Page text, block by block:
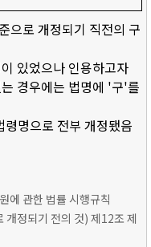
으로 개정되기 직전의 구
있었으나 인용하고자
경우에는 법명에 '구'를
명으로 전부 개정됐음
에 관한 법률 시행규칙
정되기 전의 것) 제12조 제